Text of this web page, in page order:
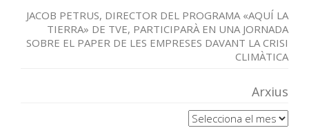
JACOB PETRUS, DIRECTOR DEL PROGRAMA «AQUÍ LA
TIERRA» DE TVE, PARTICIPARÀ EN UNA JORNADA
SOBRE EL PAPER DE LES EMPRESES DAVANT LA CRISI
CLIMÀTICA
Arxius
Arxius